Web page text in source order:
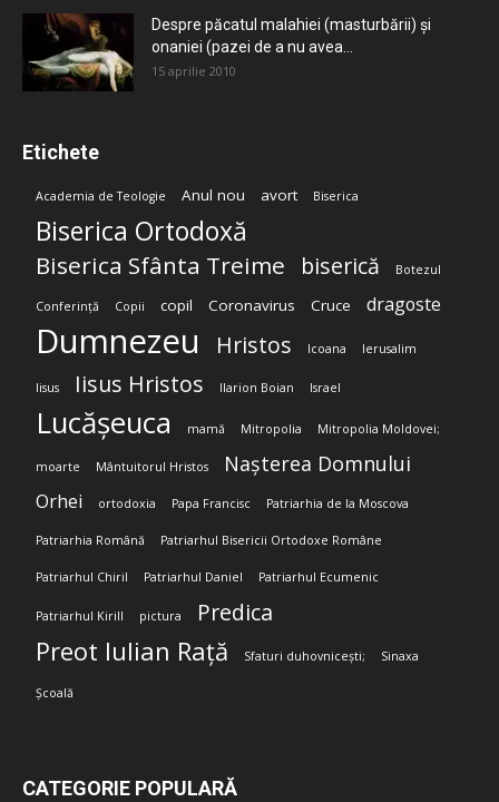
Despre păcatul malahiei (masturbării) şi
onaniei (pazei de a nu avea...
15 aprilie 2010
Etichete
Academia de Teologie Anul nou avort Biserica
Biserica Ortodoxă
Biserica Sfânta Treime biserică Botezul
Conferință Copii copil Coronavirus Cruce dragoste
Dumnezeu Hristos Icoana Ierusalim
Iisus Iisus Hristos Ilarion Boian Israel
Lucășeuca mamă Mitropolia Mitropolia Moldovei;
moarte Mântuitorul Hristos Nașterea Domnului
Orhei ortodoxia Papa Francisc Patriarhia de la Moscova
Patriarhia Română Patriarhul Bisericii Ortodoxe Române
Patriarhul Chiril Patriarhul Daniel Patriarhul Ecumenic
Patriarhul Kirill pictura Predica
Preot Iulian Rață Sfaturi duhovnicești; Sinaxa
Școală
CATEGORIE POPULARĂ